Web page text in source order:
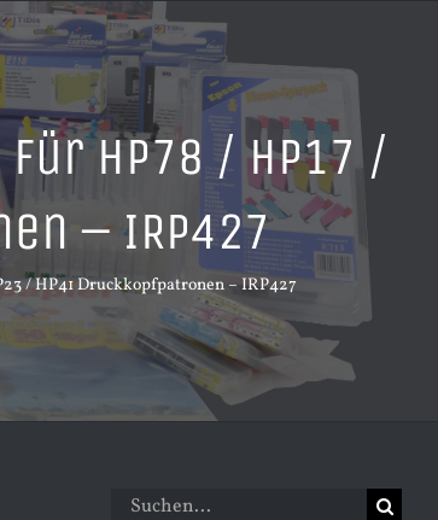
HP78 / HP17 /
– IRP427
/ HP41 Druckkopfpatronen – IRP427
Suche